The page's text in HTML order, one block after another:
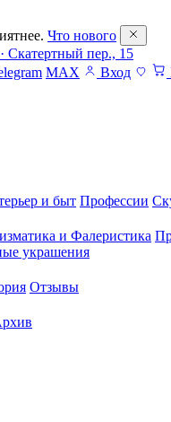
Что нового
Скатертный пер., 15
MAX Вход
и быт Профессии
и Фалеристика
украшения
Отзывы